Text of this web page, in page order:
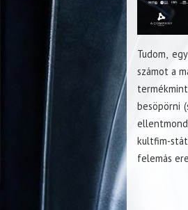
Tudom,
számot a
besöpörni
kultfim-
felemás